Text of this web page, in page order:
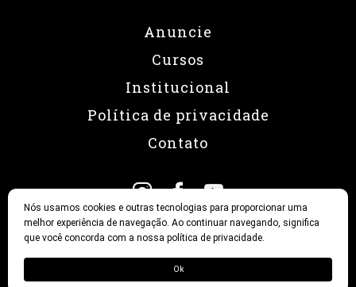
Anuncie
Cursos
Institucional
Política de privacidade
Contato
© 2026 Revista Fullpower
Nós usamos cookies e outras tecnologias para proporcionar uma
melhor experiência de navegação. Ao continuar navegando, significa
que você concorda com a nossa política de privacidade.
Ok